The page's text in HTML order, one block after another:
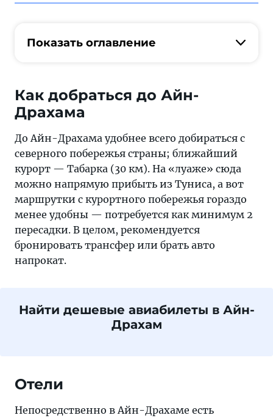
Показать оглавление
Как добраться до Айн-
Драхама
До Айн-Драхама удобнее всего добираться с
северного побережья страны; ближайший
курорт — Табарка (30 км). На «луаже» сюда
можно напрямую прибыть из Туниса, а вот
маршрутки с курортного побережья гораздо
менее удобны — потребуется как минимум 2
пересадки. В целом, рекомендуется
бронировать трансфер или брать авто
напрокат.
Найти дешевые авиабилеты в Айн-
Драхам
Отели
Непосредственно в Айн-Драхаме есть